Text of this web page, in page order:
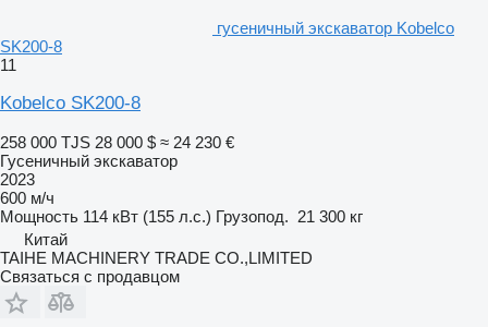
гусеничный экскаватор Kobelco
SK200-8
11
Kobelco SK200-8
258 000 TJS 28 000 $ ≈ 24 230 €
Гусеничный экскаватор
2023
600 м/ч
Мощность 114 кВт (155 л.с.) Грузопод. 21 300 кг
Китай
TAIHE MACHINERY TRADE CO.,LIMITED
Связаться с продавцом